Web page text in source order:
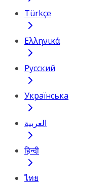
Türkçe
Ελληνικά
Русский
Українська
العربية
हिन्दी
ไทย